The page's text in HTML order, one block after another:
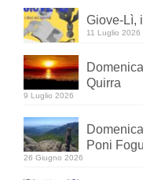
Giove-Lì,
11 Luglio 2026
Quirra
9 Luglio 2026
Poni Fogu
26 Giugno 2026